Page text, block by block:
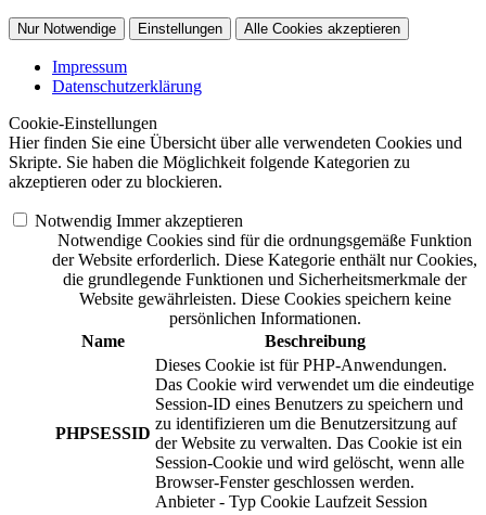
Nur Notwendige Einstellungen Alle Cookies akzeptieren
Impressum
Datenschutzerklärung
Cookie-Einstellungen
Hier finden Sie eine Übersicht über alle verwendeten Cookies und
Skripte. Sie haben die Möglichkeit folgende Kategorien zu
akzeptieren oder zu blockieren.
Notwendig Immer akzeptieren
Notwendige Cookies sind für die ordnungsgemäße Funktion
der Website erforderlich. Diese Kategorie enthält nur Cookies,
die grundlegende Funktionen und Sicherheitsmerkmale der
Website gewährleisten. Diese Cookies speichern keine
persönlichen Informationen.
Name
Beschreibung
PHPSESSID
Dieses Cookie ist für PHP-Anwendungen.
Das Cookie wird verwendet um die eindeutige
Session-ID eines Benutzers zu speichern und
zu identifizieren um die Benutzersitzung auf
der Website zu verwalten. Das Cookie ist ein
Session-Cookie und wird gelöscht, wenn alle
Browser-Fenster geschlossen werden.
Anbieter - Typ Cookie Laufzeit Session